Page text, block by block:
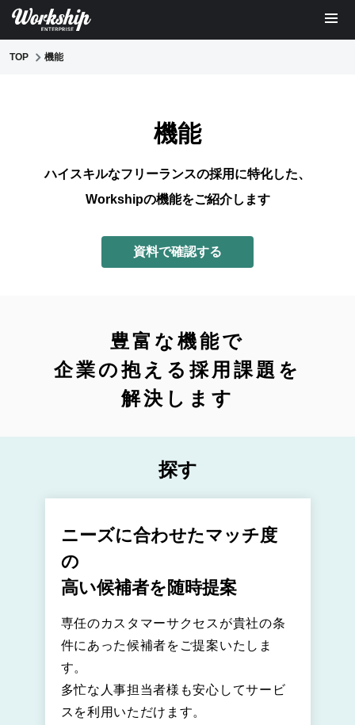
TOP 機能
機能
ハイスキルなフリーランスの採用に特化した、
Workshipの機能をご紹介します
資料で確認する
豊富な機能で
企業の抱える採用課題を
解決します
探す
ニーズに合わせたマッチ度
の
高い候補者を随時提案
専任のカスタマーサクセスが貴社の条
件にあった候補者をご提案いたしま
す。
多忙な人事担当者様も安心してサービ
スを利用いただけます。